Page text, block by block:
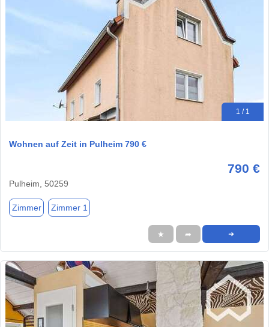
1 / 1
Wohnen auf Zeit in Pulheim 790 €
790 €
Pulheim, 50259
Zimmer Zimmer 1
★ ➦ ➜